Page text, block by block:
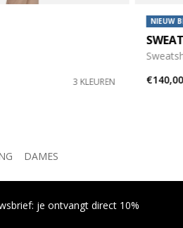
DAMES
3 KLEUREN
NIEUW
€140,00
je ontvangt direct 10%